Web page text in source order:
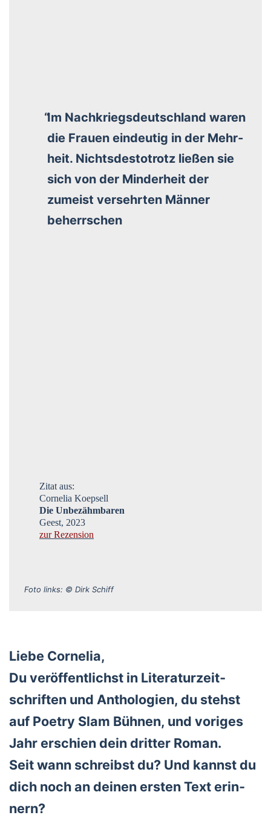
Im Nach­kriegs­deutsch­land waren
die Frau­en ein­deu­tig in der Mehr­
heit. Nichts­des­to­trotz lie­ßen sie
sich von der Min­der­heit der
zumeist ver­sehr­ten Män­ner
beherr­schen
Zitat aus:
Cornelia Koepsell
Die Unbezähmbaren
Geest, 2023
zur Rezension
Foto links: © Dirk Schiff
Lie­be Cor­ne­lia,
Du ver­öf­fent­lichst in Lite­ra­tur­zeit­
schrif­ten und Antho­lo­gien, du stehst
auf Poet­ry Slam Büh­nen, und vori­ges
Jahr erschien dein drit­ter Roman.
Seit wann schreibst du? Und kannst du
dich noch an dei­nen ers­ten Text erin­
nern?